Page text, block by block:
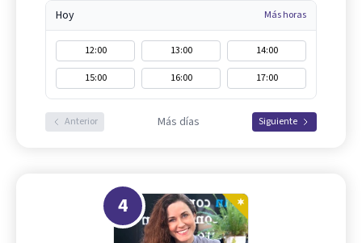
Hoy Más horas
12:00 13:00
14:00
15:00
16:00 17:00
Anterior Más días Siguiente
4